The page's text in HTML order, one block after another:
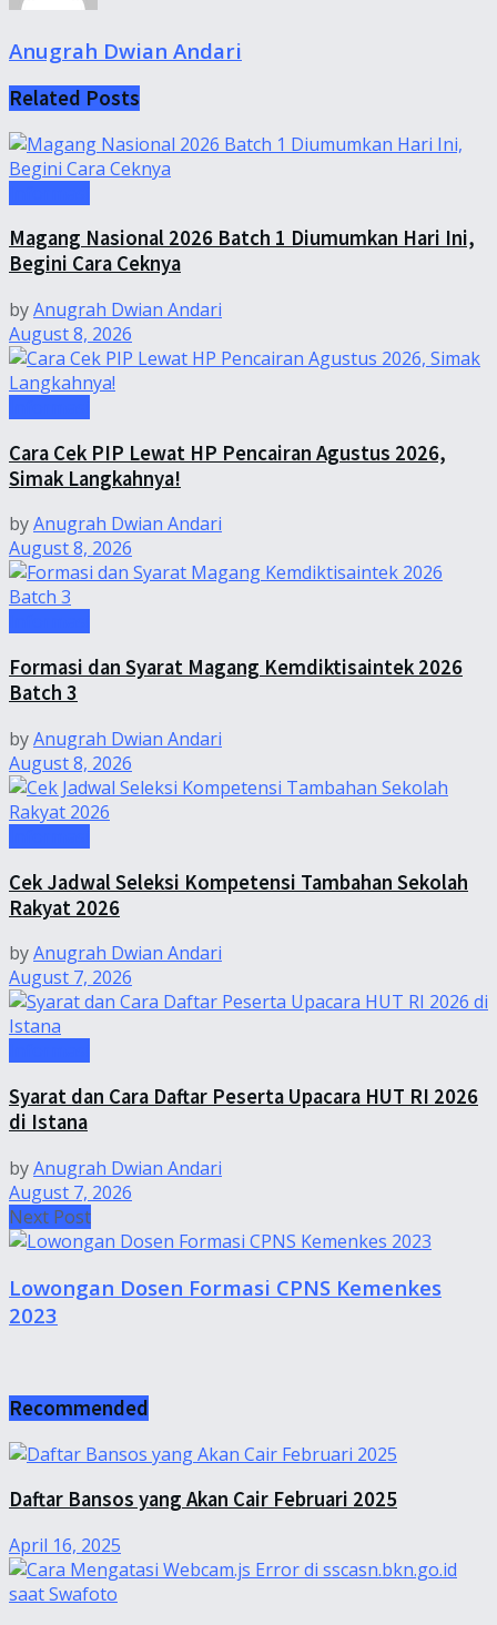
Anugrah Dwian Andari
Related Posts
Magang Nasional 2026 Batch 1 Diumumkan Hari Ini,
Begini Cara Ceknya
byAnugrah Dwian Andari
August 8, 2026
Cara Cek PIP Lewat HP Pencairan Agustus 2026,
Simak Langkahnya!
byAnugrah Dwian Andari
August 8, 2026
Formasi dan Syarat Magang Kemdiktisaintek 2026
Batch 3
byAnugrah Dwian Andari
August 8, 2026
Cek Jadwal Seleksi Kompetensi Tambahan Sekolah
Rakyat 2026
byAnugrah Dwian Andari
August 7, 2026
Syarat dan Cara Daftar Peserta Upacara HUT RI 2026
di Istana
byAnugrah Dwian Andari
August 7, 2026
Next Post
Lowongan Dosen Formasi CPNS Kemenkes
2023
Recommended
Daftar Bansos yang Akan Cair Februari 2025
April 16, 2025